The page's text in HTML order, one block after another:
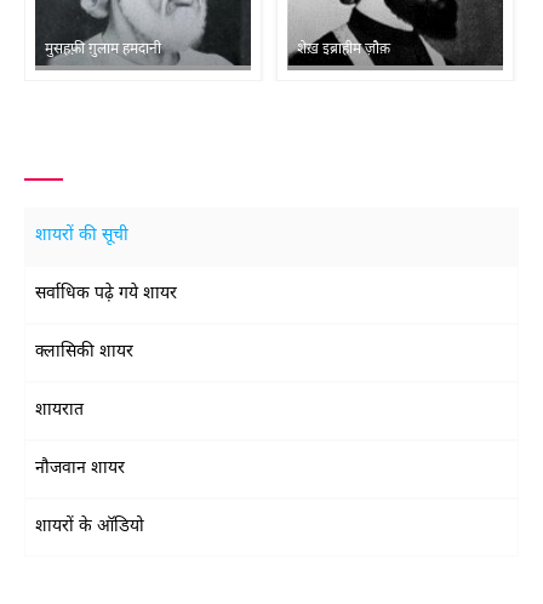
मुसहफ़ी ग़ुलाम हमदानी शेख़ इब्राहीम ज़ौक़
शायरों की सूची
सर्वाधिक पढ़े गये शायर
क्लासिकी शायर
शायरात
नौजवान शायर
शायरों के ऑडियो